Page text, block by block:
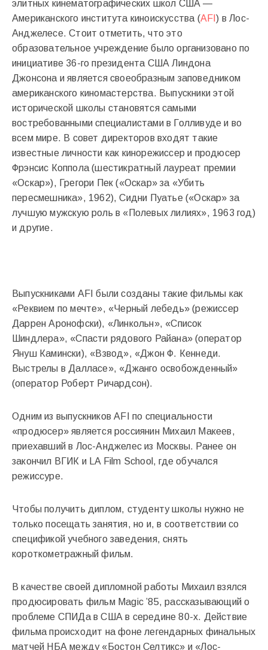
элитных кинематографических школ США —
Американского института киноискусства (AFI) в Лос-
Анджелесе. Стоит отметить, что это
образовательное учреждение было организовано по
инициативе 36-го президента США Линдона
Джонсона и является своеобразным заповедником
американского киномастерства. Выпускники этой
исторической школы становятся самыми
востребованными специалистами в Голливуде и во
всем мире. В совет директоров входят такие
известные личности как кинорежиссер и продюсер
Фрэнсис Коппола (шестикратный лауреат премии
«Оскар»), Грегори Пек («Оскар» за «Убить
пересмешника», 1962), Сидни Пуатье («Оскар» за
лучшую мужскую роль в «Полевых лилиях», 1963 год)
и другие.
Выпускниками AFI были созданы такие фильмы как
«Реквием по мечте», «Черный лебедь» (режиссер
Даррен Аронофски), «Линкольн», «Список
Шиндлера», «Спасти рядового Райана» (оператор
Януш Камински), «Взвод», «Джон Ф. Кеннеди.
Выстрелы в Далласе», «Джанго освобожденный»
(оператор Роберт Ричардсон).
Одним из выпускников AFI по специальности
«продюсер» является россиянин Михаил Макеев,
приехавший в Лос-Анджелес из Москвы. Ранее он
закончил ВГИК и LA Film School, где обучался
режиссуре.
Чтобы получить диплом, студенту школы нужно не
только посещать занятия, но и, в соответствии со
спецификой учебного заведения, снять
короткометражный фильм.
В качестве своей дипломной работы Михаил взялся
продюсировать фильм Magic ’85, рассказывающий о
проблеме СПИДа в США в середине 80-х. Действие
фильма происходит на фоне легендарных финальных
матчей НБА между «Бостон Селтикс» и «Лос-